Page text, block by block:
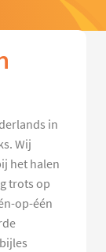
in
Wij
het halen
trots op
op-één